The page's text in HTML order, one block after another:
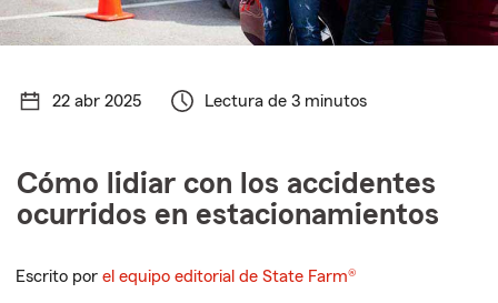
22 abr 2025 Lectura de 3 minutos
Cómo lidiar con los accidentes
ocurridos en estacionamientos
Escrito porel equipo editorial de State Farm®